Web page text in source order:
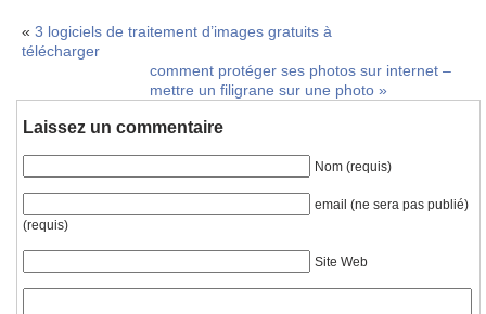
« 3 logiciels de traitement d’images gratuits à
télécharger
comment protéger ses photos sur internet –
mettre un filigrane sur une photo »
Laissez un commentaire
Nom (requis)
email (ne sera pas publié)
(requis)
Site Web